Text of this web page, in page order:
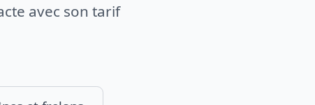
avec son tarif